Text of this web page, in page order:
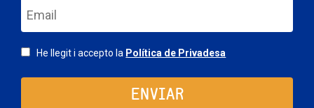
Consentimiento
He llegit i accepto la Política de Privadesa